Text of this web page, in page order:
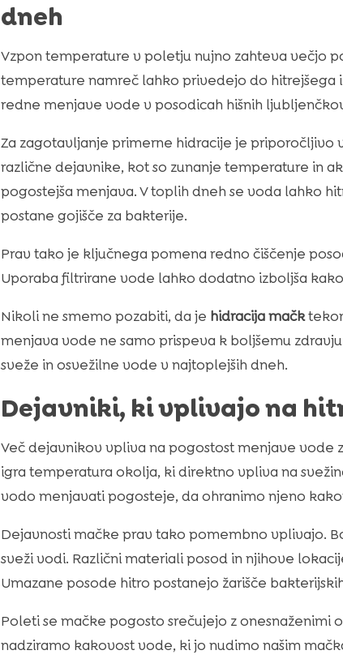
dneh
Vzpon temperature v poletju nujno zahteva večjo
temperature namreč lahko privedejo do
redne menjave vode v posodicah hišnih
Za zagotavljanje primerne hidracije je priporočljivo
različne dejavnike, kot so zunanje temperature in
pogostejša menjava. V toplih dneh se voda lahko
postane gojišče za bakterije.
Prav tako je ključnega pomena redno čiščenje
Uporaba filtrirane vode lahko dodatno izboljša
Nikoli ne smemo pozabiti, da je hidracija mačk
menjava vode ne samo prispeva k boljšemu
sveže in osvežilne vode v najtoplejših dneh.
Dejavniki, ki vplivajo na
Več dejavnikov vpliva na pogostost menjave vode
igra temperatura okolja, ki direktno vpliva na
vodo menjavati pogosteje, da ohranimo njeno
Dejavnosti mačke prav tako pomembno vplivajo.
sveži vodi. Različni materiali posod in njihove
Umazane posode hitro postanejo žarišče
Poleti se mačke pogosto srečujejo z onesnaženimi
nadziramo kakovost vode, ki jo nudimo našim